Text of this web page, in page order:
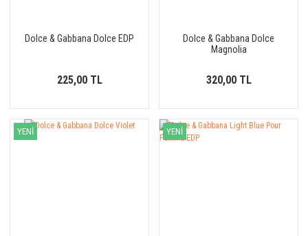
Dolce & Gabbana Dolce EDP
225,00 TL
Dolce & Gabbana Dolce
Magnolia
320,00 TL
YENİ YENİ